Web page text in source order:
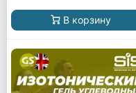
В корзину